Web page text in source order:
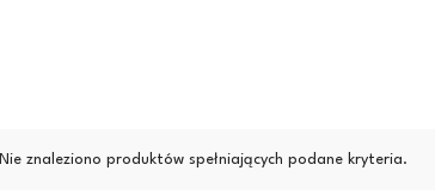
Nie znaleziono produktów spełniających podane kryteria.